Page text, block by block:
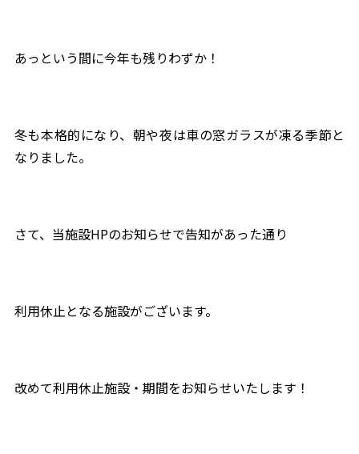
あっという間に今年も残りわずか！
冬も本格的になり、朝や夜は車の窓ガラスが凍る季節と
なりました。
さて、当施設HPのお知らせで告知があった通り
利用休止となる施設がございます。
改めて利用休止施設・期間をお知らせいたします！